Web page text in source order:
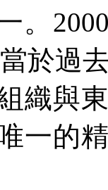
。
於過
織與
一的